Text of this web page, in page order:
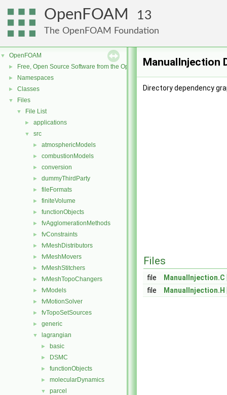
OpenFOAM 13
The OpenFOAM Foundation
▼ OpenFOAM
► Free, Open Source Software from the OpenFOAM Foundation
► Namespaces
► Classes
▼ Files
▼ File List
► applications
▼ src
► atmosphericModels
► combustionModels
► conversion
► dummyThirdParty
► fileFormats
► finiteVolume
► functionObjects
► fvAgglomerationMethods
► fvConstraints
► fvMeshDistributors
► fvMeshMovers
► fvMeshStitchers
► fvMeshTopoChangers
► fvModels
► fvMotionSolver
► fvTopoSetSources
► generic
▼ lagrangian
► basic
► DSMC
► functionObjects
► molecularDynamics
▼ parcel
ManualInjection
Directory dependency
Files
file ManualInjection.C
file
ManualInjection.H